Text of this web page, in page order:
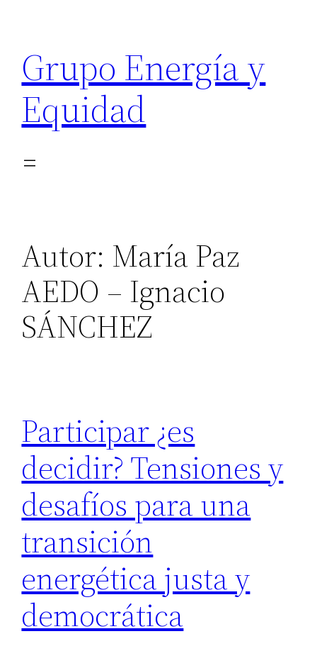
contenido
Grupo Energía y
Equidad
Autor: María Paz
AEDO – Ignacio
SÁNCHEZ
Participar ¿es
decidir? Tensiones y
desafíos para una
transición
energética justa y
democrática